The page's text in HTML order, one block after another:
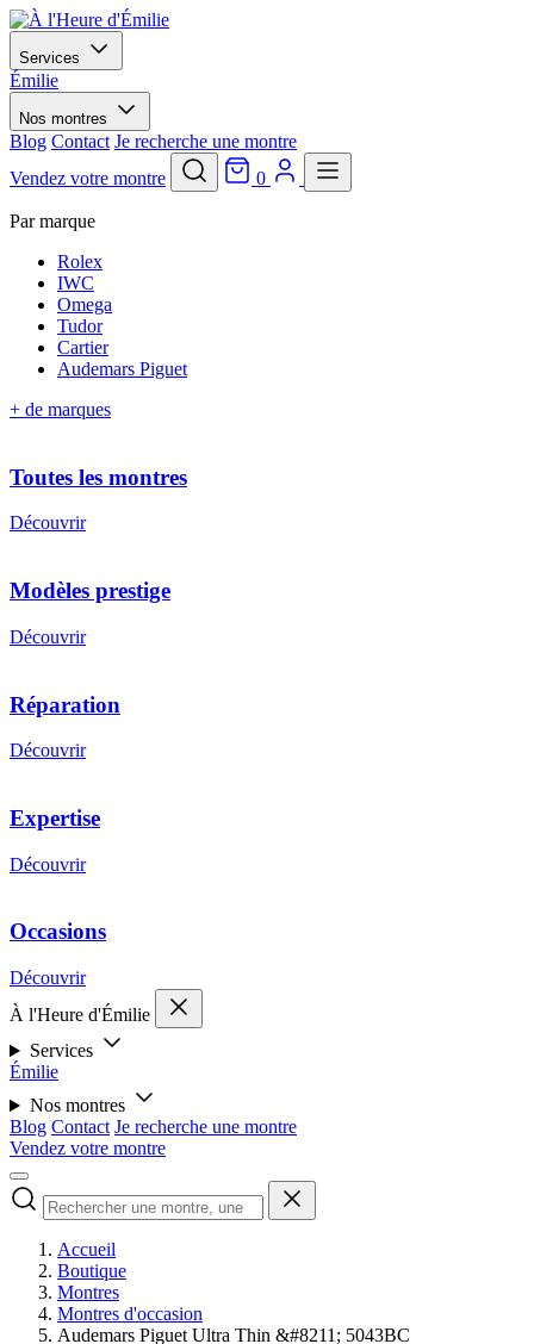
Services
Émilie
Nos montres
Blog Contact Je recherche une montre
Vendez votre montre
0
Par marque
Rolex
IWC
Omega
Tudor
Cartier
Audemars Piguet
+ de marques
Toutes les montres
Découvrir
Modèles prestige
Découvrir
Réparation
Découvrir
Expertise
Découvrir
Occasions
Découvrir
À l'Heure d'Émilie
Services
Émilie
Nos montres
Blog Contact Je recherche une montre
Vendez votre montre
Accueil
Boutique
Montres
Montres d'occasion
Audemars Piguet Ultra Thin &#8211; 5043BC